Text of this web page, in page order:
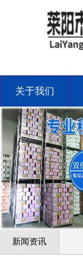
关于我们
新闻资讯